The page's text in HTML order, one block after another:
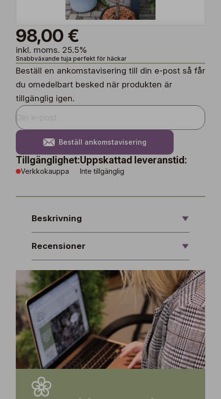
98,00 €
inkl. moms. 25.5%
Snabbväxande tuja perfekt för häckar
Beställ en ankomstavisering till din e-post så får
du omedelbart besked när produkten är
tillgänglig igen.
Beställ ankomstavisering
Tillgänglighet:
Verkkokauppa
Uppskattad leveranstid:
Inte tillgänglig
Beskrivning
Recensioner